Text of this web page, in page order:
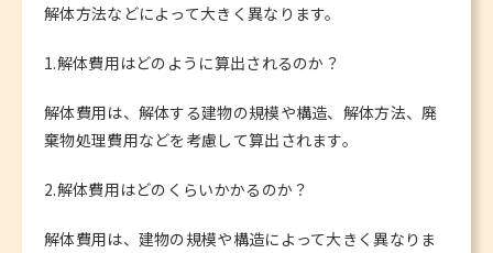
解体方法などによって大きく異なります。
1.解体費用はどのように算出されるのか？
解体費用は、解体する建物の規模や構造、解体方法、廃
棄物処理費用などを考慮して算出されます。
2.解体費用はどのくらいかかるのか？
解体費用は、建物の規模や構造によって大きく異なりま